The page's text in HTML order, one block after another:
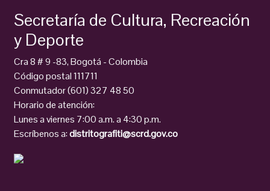
Secretaría de Cultura, Recreación
y Deporte
Cra 8 # 9 -83, Bogotá - Colombia
Código postal 111711
Conmutador (601) 327 48 50
Horario de atención:
Lunes a viernes 7:00 a.m. a 4:30 p.m.
Escríbenos a:distritografiti@scrd.gov.co